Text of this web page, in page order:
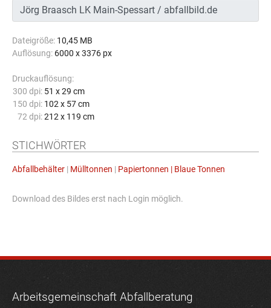
Dateigröße: 10,45 MB
Auflösung: 6000 x 3376 px
Druckauflösung:
300 dpi: 51 x 29 cm
150 dpi: 102 x 57 cm
72 dpi: 212 x 119 cm
STICHWÖRTER
Abfallbehälter | Mülltonnen | Papiertonnen | Blaue Tonnen
Download des Bildes erst nach Login möglich.
Arbeitsgemeinschaft Abfallberatung